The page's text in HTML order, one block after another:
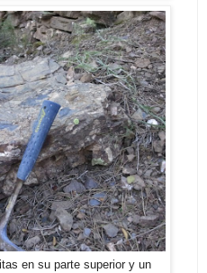
en su parte superior y un